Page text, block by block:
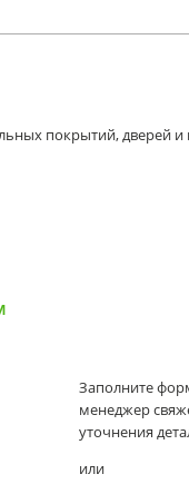
покрытий, дверей и
Заполните
менеджер
уточнения
или